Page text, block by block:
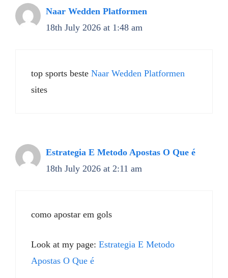
Naar Wedden Platformen
18th July 2026 at 1:48 am
top sports beste Naar Wedden Platformen
sites
Estrategia E Metodo Apostas O Que é
18th July 2026 at 2:11 am
como apostar em gols
Look at my page: Estrategia E Metodo
Apostas O Que é